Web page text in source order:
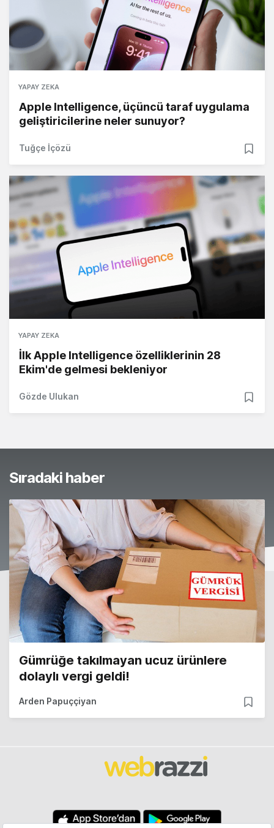
YAPAY ZEKA
Apple Intelligence, üçüncü taraf uygulama
geliştiricilerine neler sunuyor?
Tuğçe İçözü
YAPAY ZEKA
İlk Apple Intelligence özelliklerinin 28
Ekim'de gelmesi bekleniyor
Gözde Ulukan
Sıradaki haber
Gümrüğe takılmayan ucuz ürünlere
dolaylı vergi geldi!
Arden Papuççiyan